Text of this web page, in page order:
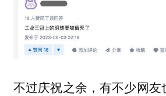
不过庆祝之余，有不少网友